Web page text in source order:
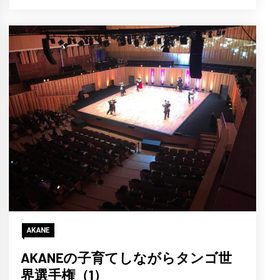
AKANE
AKANEの子育てしながらタンゴ世
界選手権（1）